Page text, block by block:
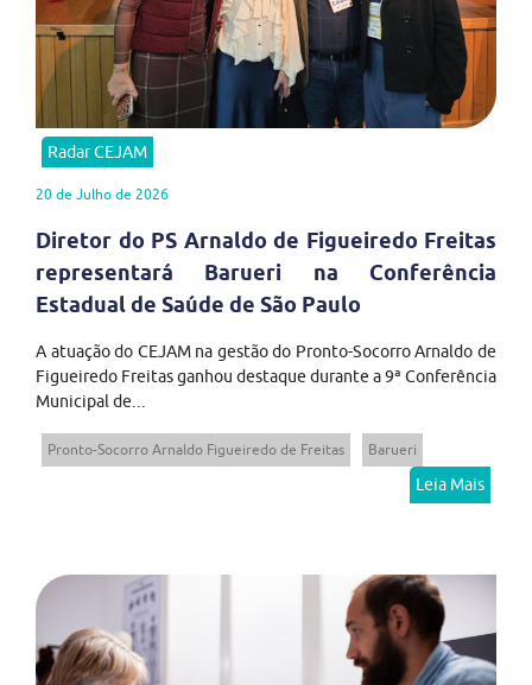
Radar CEJAM
20 de Julho de 2026
Diretor do PS Arnaldo de Figueiredo Freitas
representará Barueri na Conferência
Estadual de Saúde de São Paulo
A atuação do CEJAM na gestão do Pronto-Socorro Arnaldo de
Figueiredo Freitas ganhou destaque durante a 9ª Conferência
Municipal de...
Pronto-Socorro Arnaldo Figueiredo de Freitas Barueri
Leia Mais